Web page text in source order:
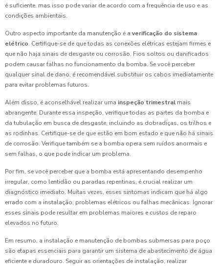
é suficiente, mas isso pode variar de acordo com a frequência de uso e as
condições ambientais.
Outro aspecto importante da manutenção é a verificação do sistema
elétrico. Certifique-se de que todas as conexões elétricas estejam firmes e
que não haja sinais de desgaste ou corrosão. Fios soltos ou danificados
podem causar falhas no funcionamento da bomba. Se você perceber
qualquer sinal de dano, é recomendável substituir os cabos imediatamente
para evitar problemas futuros.
Além disso, é aconselhável realizar uma inspeção trimestral mais
abrangente. Durante essa inspeção, verifique todas as partes da bomba e
da tubulação em busca de desgaste, incluindo as dobradiças, os trilhos e
as rodinhas. Certifique-se de que estão em bom estado e que não há sinais
de corrosão. Verifique também se a bomba opera sem ruídos anormais e
sem falhas, o que pode indicar um problema.
Por fim, se você perceber que a bomba está apresentando desempenho
irregular, como lentidão ou paradas repentinas, é crucial realizar um
diagnóstico imediato. Muitas vezes, esses sintomas indicam que há algo
errado com a instalação, problemas elétricos ou falhas mecânicas. Ignorar
esses sinais pode resultar em problemas maiores e custos de reparo
elevados no futuro.
Em resumo, a instalação e manutenção de bombas submersas para poço
são etapas essenciais para garantir um sistema de abastecimento de água
eficiente e duradouro. Seguir as orientações de instalação, realizar